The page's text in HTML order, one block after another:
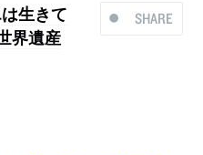
SHARE
生きて
界遺産